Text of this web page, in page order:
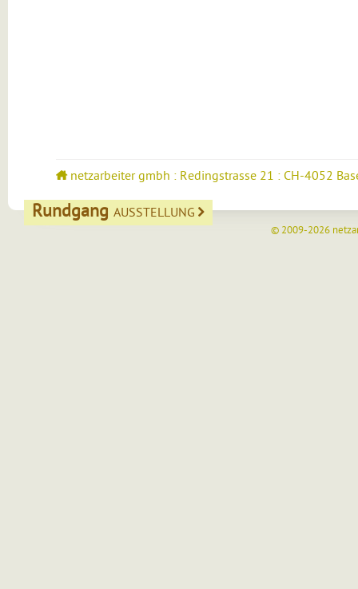
netzarbeiter gmbh : Redingstrasse 21 : CH-4052
Rundgang AUSSTELLUNG
© 2009-2026